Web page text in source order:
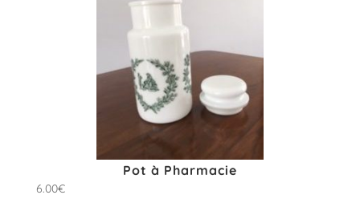
Pot à Pharmacie
6.00€